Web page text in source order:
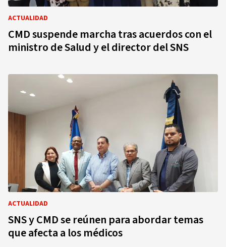
ACTUALIDAD
CMD suspende marcha tras acuerdos con el
ministro de Salud y el director del SNS
ACTUALIDAD
SNS y CMD se reúnen para abordar temas
que afecta a los médicos